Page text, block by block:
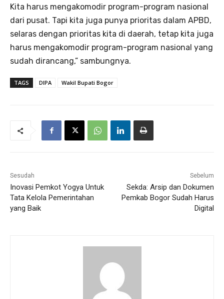
Kita harus mengakomodir program-program nasional
dari pusat. Tapi kita juga punya prioritas dalam APBD,
selaras dengan prioritas kita di daerah, tetap kita juga
harus mengakomodir program-program nasional yang
sudah dirancang,” sambungnya.
TAGS DIPA Wakil Bupati Bogor
Sesudah
Inovasi Pemkot Yogya Untuk
Tata Kelola Pemerintahan
yang Baik
Sebelum
Sekda: Arsip dan Dokumen
Pemkab Bogor Sudah Harus
Digital